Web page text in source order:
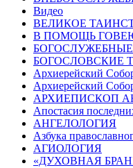
Видео
ВЕЛИКОЕ
В ПОМОЩЬ
БОГОСЛОВСКИЕ
Архиерейский
Архиерейский
АРХИЕПИСКОП
Апостасия
АНГЕЛОЛОГИЯ
Азбука
АГИОЛОГИЯ
«ДУХОВНАЯ